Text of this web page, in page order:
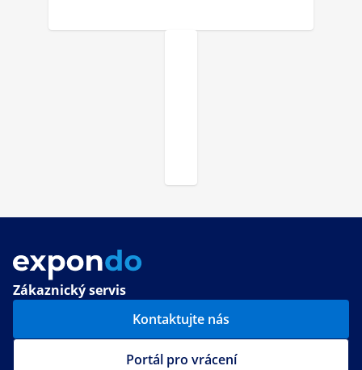
Zákaznický servis
Kontaktujte nás
Portál pro vrácení